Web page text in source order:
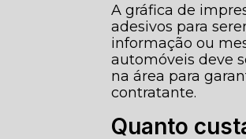
A gráfica de
adesivos para
informação ou
automóveis deve
na área para
contratante.
Quanto